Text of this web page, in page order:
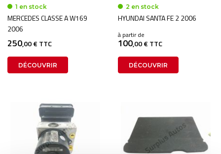
1 en stock
MERCEDES CLASSE A W169
2006
250,00 € TTC
DÉCOUVRIR
2 en stock
HYUNDAI SANTA FE 2 2006
à partir de
100,00 € TTC
DÉCOUVRIR